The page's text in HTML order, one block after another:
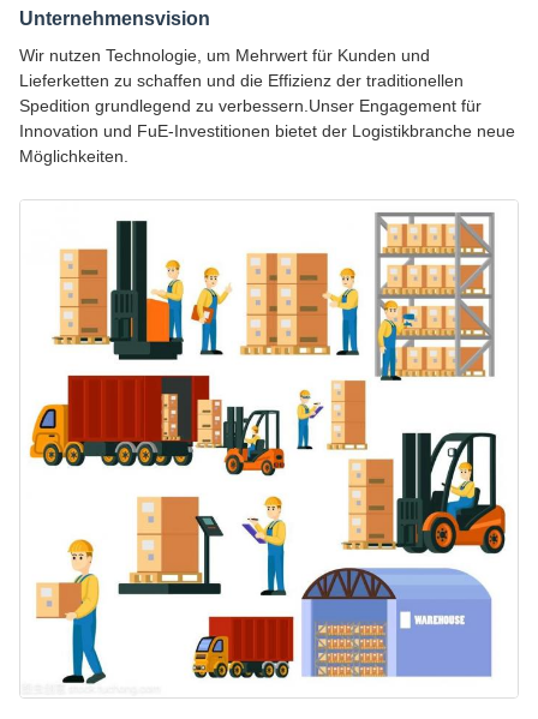
Unternehmensvision
Wir nutzen Technologie, um Mehrwert für Kunden und
Lieferketten zu schaffen und die Effizienz der traditionellen
Spedition grundlegend zu verbessern.Unser Engagement für
Innovation und FuE-Investitionen bietet der Logistikbranche neue
Möglichkeiten.